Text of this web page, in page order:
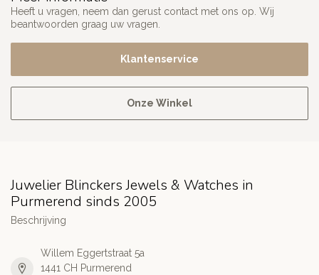
Heeft u vragen, neem dan gerust contact met ons op. Wij
beantwoorden graag uw vragen.
Klantenservice
Onze Winkel
Juwelier Blinckers Jewels & Watches in
Purmerend sinds 2005
Beschrijving
Willem Eggertstraat 5a
1441 CH Purmerend